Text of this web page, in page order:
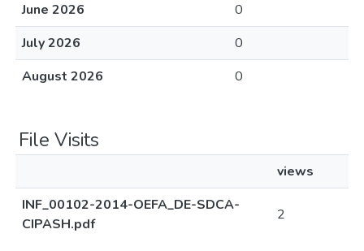
June 2026
0
July 2026
0
August 2026
0
File Visits
views
INF_00102-2014-OEFA_DE-SDCA-
CIPASH.pdf
2